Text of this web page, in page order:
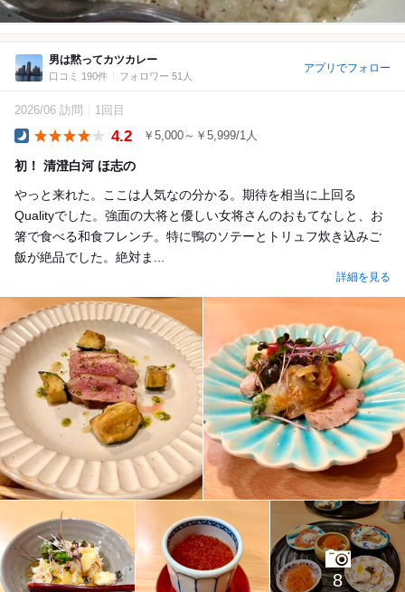
男は黙ってカツカレー
口コミ 190件 フォロワー 51人
アプリでフォロー
2026/06 訪問 1回目
4.2 ￥5,000～￥5,999/1人
初！ 清澄白河 ほ志の
やっと来れた。ここは人気なの分かる。期待を相当に上回る
Qualityでした。強面の大将と優しい女将さんのおもてなしと、お
箸で食べる和食フレンチ。特に鴨のソテーとトリュフ炊き込みご
飯が絶品でした。絶対ま...
詳細を見る
8